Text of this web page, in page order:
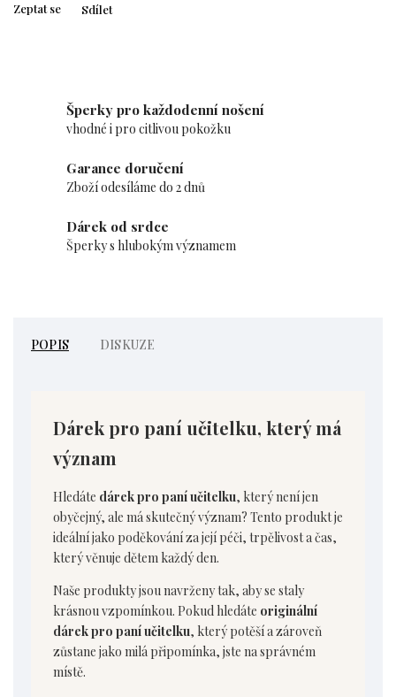
Zeptat se Sdílet
Šperky pro každodenní nošení
vhodné i pro citlivou pokožku
Garance doručení
Zboží odesíláme do 2 dnů
Dárek od srdce
Šperky s hlubokým významem
POPIS DISKUZE
Dárek pro paní učitelku, který má
význam
Hledáte dárek pro paní učitelku, který není jen
obyčejný, ale má skutečný význam? Tento produkt je
ideální jako poděkování za její péči, trpělivost a čas,
který věnuje dětem každý den.
Naše produkty jsou navrženy tak, aby se staly
krásnou vzpomínkou. Pokud hledáte originální
dárek pro paní učitelku, který potěší a zároveň
zůstane jako milá připomínka, jste na správném
místě.